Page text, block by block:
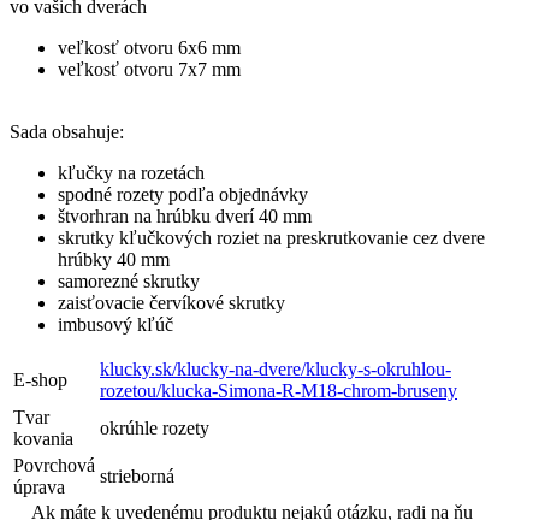
vo vašich dverách
veľkosť otvoru 6x6 mm
veľkosť otvoru 7x7 mm
Sada obsahuje:
kľučky na rozetách
spodné rozety podľa objednávky
štvorhran na hrúbku dverí 40 mm
skrutky kľučkových roziet na preskrutkovanie cez dvere
hrúbky 40 mm
samorezné skrutky
zaisťovacie červíkové skrutky
imbusový kľúč
E-shop
klucky.sk/klucky-na-dvere/klucky-s-okruhlou-
rozetou/klucka-Simona-R-M18-chrom-bruseny
Tvar
kovania
okrúhle rozety
Povrchová
úprava
strieborná
Ak máte k uvedenému produktu nejakú otázku, radi na ňu